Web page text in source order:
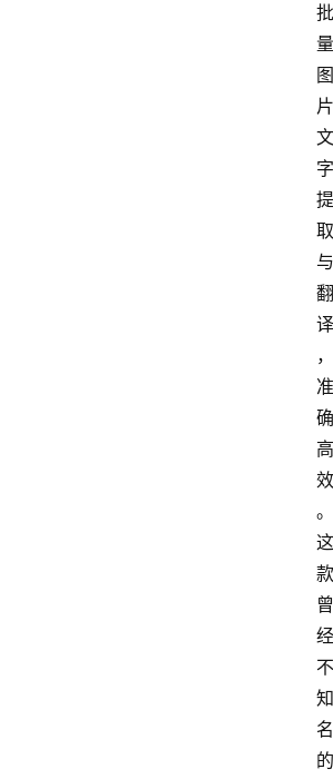
批
量
图
片
文
字
提
取
与
翻
译
，
准
确
高
效
。
这
款
曾
经
不
知
名
的